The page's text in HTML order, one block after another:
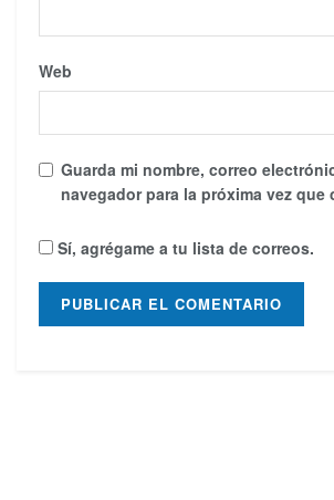
Web
Guarda mi nombre, correo
navegador para la próxima vez que
Sí, agrégame a tu lista de correos.